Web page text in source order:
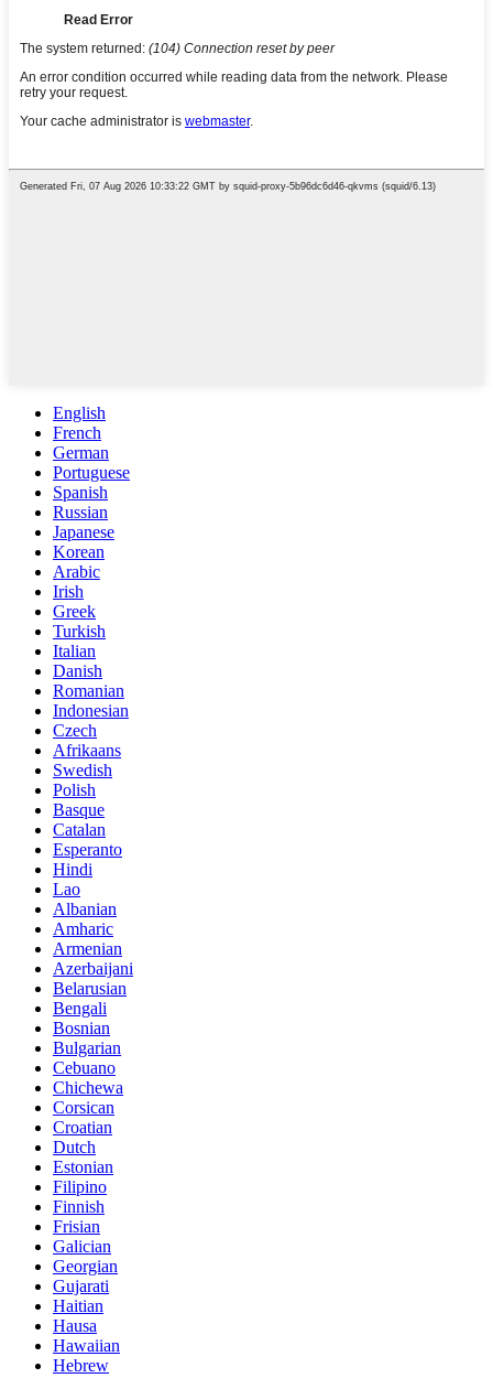
English
French
German
Portuguese
Spanish
Russian
Japanese
Korean
Arabic
Irish
Greek
Turkish
Italian
Danish
Romanian
Indonesian
Czech
Afrikaans
Swedish
Polish
Basque
Catalan
Esperanto
Hindi
Lao
Albanian
Amharic
Armenian
Azerbaijani
Belarusian
Bengali
Bosnian
Bulgarian
Cebuano
Chichewa
Corsican
Croatian
Dutch
Estonian
Filipino
Finnish
Frisian
Galician
Georgian
Gujarati
Haitian
Hausa
Hawaiian
Hebrew